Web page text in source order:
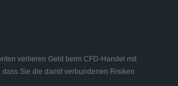
verlieren Geld beim CFD-Handel mit
Sie die damit verbundenen Risiken